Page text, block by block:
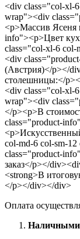
<div class="col-xl-
wrap"><div
<p>Массив
info"><p>Цвет
class="col-xl-6 col-
<div
(Австрия)</p></
столешницы:</
<div class="col-xl-
wrap"><div
</p><p>В
class="product-
col-md-6 col-sm-
class="product-
заказ</p></
<strong>В
</p></div></div>
Оплата
Наличными